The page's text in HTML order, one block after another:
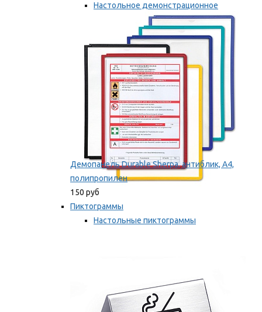
Настольное демонстрационное
оборудование
Мы рекомендуем
Демопанель Durable Sherpa, антиблик, А4,
полипропилен
150 руб
Пиктограммы
Настольные пиктограммы